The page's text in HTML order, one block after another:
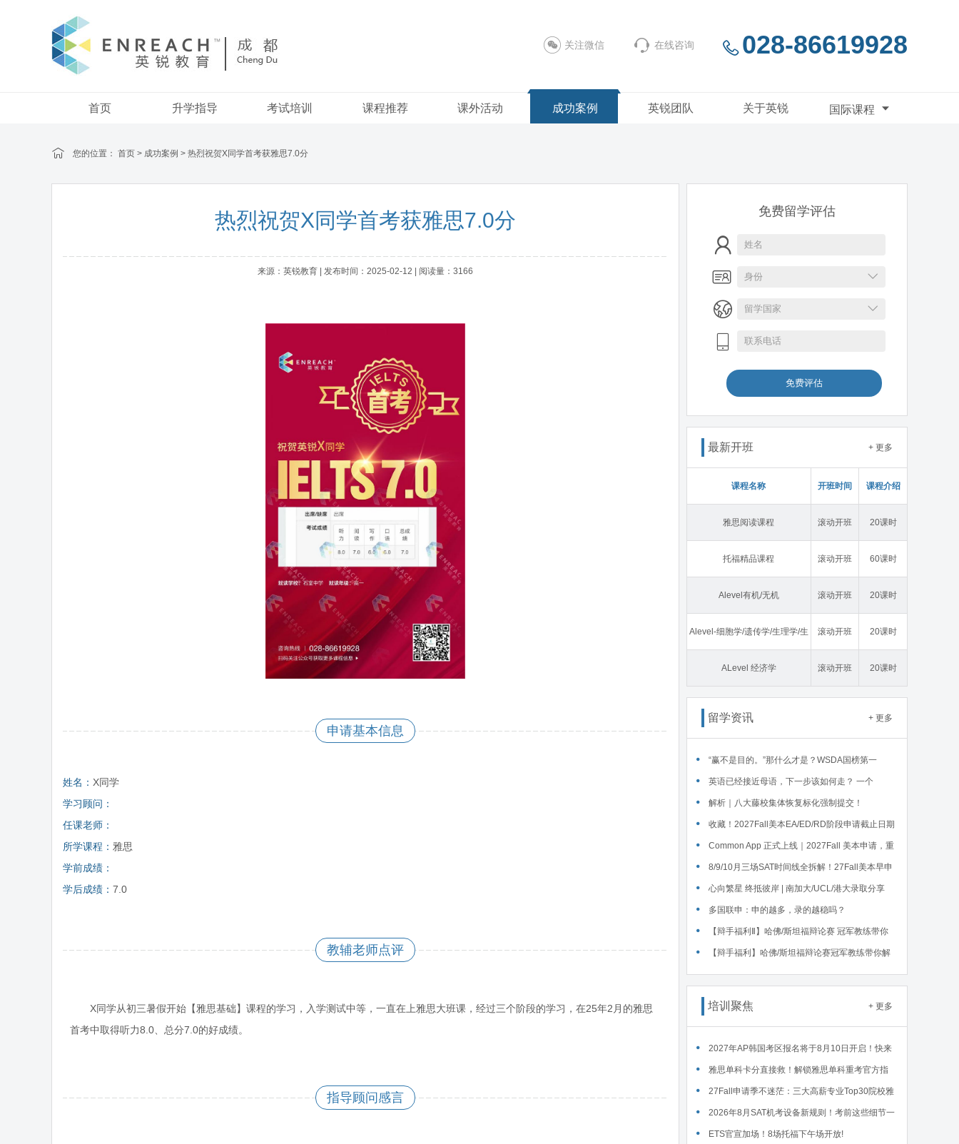
028-86619928
在线咨询
关注微信
首页 升学指导 考试培训 课程推荐 课外活动 成功案例 英锐团队 关于英锐 国际课程
您的位置： 首页 > 成功案例 > 热烈祝贺X同学首考获雅思7.0分
热烈祝贺X同学首考获雅思7.0分
来源：英锐教育 | 发布时间：2025-02-12 | 阅读量：3166
申请基本信息
姓名： X同学
学习顾问：
任课老师：
所学课程： 雅思
学前成绩：
学后成绩： 7.0
教辅老师点评
X同学从初三暑假开始【雅思基础】课程的学习，入学测试中等，一直在上雅思大班课，经过三个阶段的学习，在25年2月的雅思
首考中取得听力8.0、总分7.0的好成绩。
指导顾问感言
免费留学评估
免费评估
最新开班 + 更多
课程名称 开班时间 课程介绍
雅思阅读课程 滚动开班 20课时
托福精品课程 滚动开班 60课时
Alevel有机/无机 滚动开班 20课时
Alevel-细胞学/遗传学/生理学/生
态学
滚动开班 20课时
ALevel 经济学 滚动开班 20课时
留学资讯 + 更多
“赢不是目的。”那什么才是？WSDA国榜第一
Serena给出她的回答
英语已经接近母语，下一步该如何走？ 一个
WSDA冠军少年的成长答案
解析｜八大藤校集体恢复标化强制提交！
收藏！2027Fall美本EA/ED/RD阶段申请截止日期
汇总！
Common App 正式上线｜2027Fall 美本申请，重
磅变化务必知晓（附申请截止日期汇总）
‌8/9/10月三场SAT时间线全拆解！27Fall美本早申
时间线盘点～
心向繁星 终抵彼岸 | 南加大/UCL/港大录取分享
多国联申：申的越多，录的越稳吗？
【辩手福利Ⅱ】哈佛/斯坦福辩论赛 冠军教练带你
解读WSDA全国赛Junior即兴辩论第二轮备稿辩题
【辩手福利】哈佛/斯坦福辩论赛冠军教练带你解
读WSDA全国赛Junior即兴辩论第一轮备稿辩题
培训聚焦 + 更多
2027年AP韩国考区报名将于8月10日开启！快来
码住这份详细报名流程！
雅思单科卡分直接救！解锁雅思单科重考官方指
南！
27Fall申请季不迷茫：三大高薪专业Top30院校雅
思要求汇总！
2026年8月SAT机考设备新规则！考前这些细节一
定要核对～
ETS官宣加场！8场托福下午场开放!